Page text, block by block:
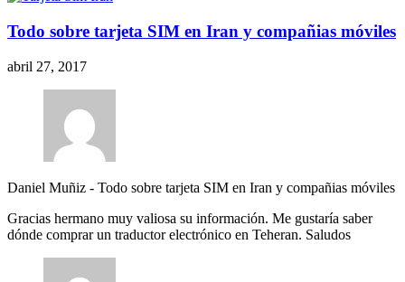
Todo sobre tarjeta SIM en Iran y compañias móviles
abril 27, 2017
Daniel Muñiz - Todo sobre tarjeta SIM en Iran y compañias móviles
Gracias hermano muy valiosa su información. Me gustaría saber
dónde comprar un traductor electrónico en Teheran. Saludos